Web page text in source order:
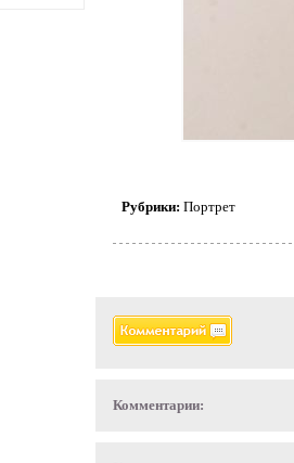
Рубрики: Портрет
Комментарии: